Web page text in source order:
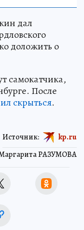
дал
доложить о
самокатчика,
После
скрыться.
РАЗУМОВА
Источник: kp.ru